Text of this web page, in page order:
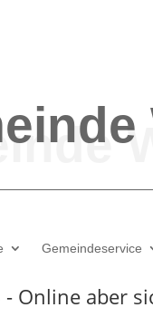
Gemeindeservice
Online aber